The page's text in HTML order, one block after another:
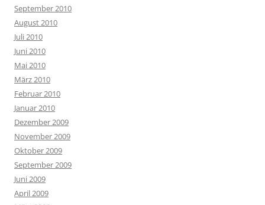
September 2010
August 2010
Juli 2010
Juni 2010
Mai 2010
März 2010
Februar 2010
Januar 2010
Dezember 2009
November 2009
Oktober 2009
September 2009
Juni 2009
April 2009